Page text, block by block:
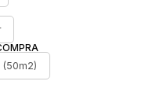
(50m2)